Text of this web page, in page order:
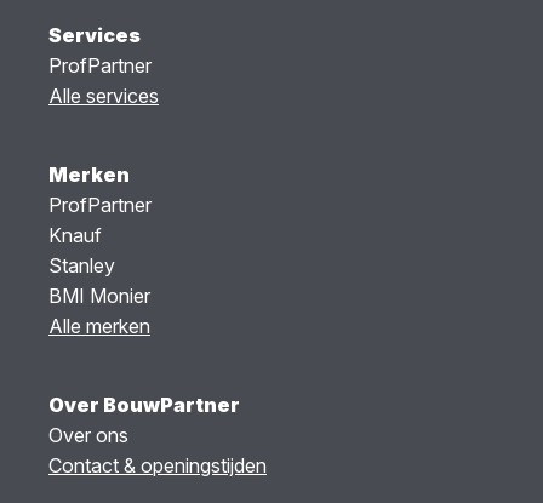
Services
ProfPartner
Alle services
Merken
ProfPartner
Knauf
Stanley
BMI Monier
Alle merken
Over BouwPartner
Over ons
Contact & openingstijden